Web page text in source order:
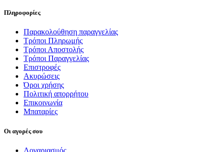
Πληροφορίες
Παρακολούθηση παραγγελίας
Τρόποι Πληρωμής
Τρόποι Αποστολής
Τρόποι Παραγγελίας
Επιστροφές
Ακυρώσεις
Όροι χρήσης
Πολιτική απορρήτου
Επικοινωνία
Μπαταρίες
Οι αγορές σου
Λογαριασμός